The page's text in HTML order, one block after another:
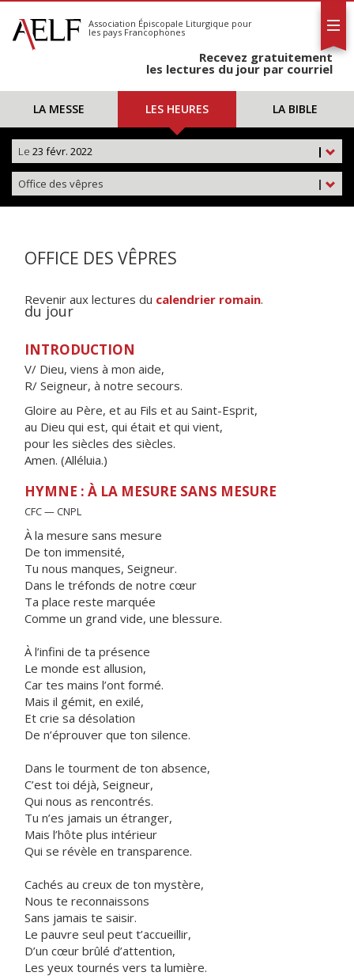
S'abonner
Calendrier
Association Épiscopale Liturgique pour
les pays Francophones
Recevez gratuitement
les lectures du jour par courriel
LA MESSE LES HEURES LA BIBLE
|
Le 23 févr. 2022
|
Office des vêpres
OFFICE DES VÊPRES
Revenir aux lectures du calendrier romain.
du jour
INTRODUCTION
V/ Dieu, viens à mon aide,
R/ Seigneur, à notre secours.
Gloire au Père, et au Fils et au Saint-Esprit,
au Dieu qui est, qui était et qui vient,
pour les siècles des siècles.
Amen. (Alléluia.)
HYMNE : À LA MESURE SANS MESURE
CFC — CNPL
À la mesure sans mesure
De ton immensité,
Tu nous manques, Seigneur.
Dans le tréfonds de notre cœur
Ta place reste marquée
Comme un grand vide, une blessure.
À l’infini de ta présence
Le monde est allusion,
Car tes mains l’ont formé.
Mais il gémit, en exilé,
Et crie sa désolation
De n’éprouver que ton silence.
Dans le tourment de ton absence,
C’est toi déjà, Seigneur,
Qui nous as rencontrés.
Tu n’es jamais un étranger,
Mais l’hôte plus intérieur
Qui se révèle en transparence.
Cachés au creux de ton mystère,
Nous te reconnaissons
Sans jamais te saisir.
Le pauvre seul peut t’accueillir,
D’un cœur brûlé d’attention,
Les yeux tournés vers ta lumière.